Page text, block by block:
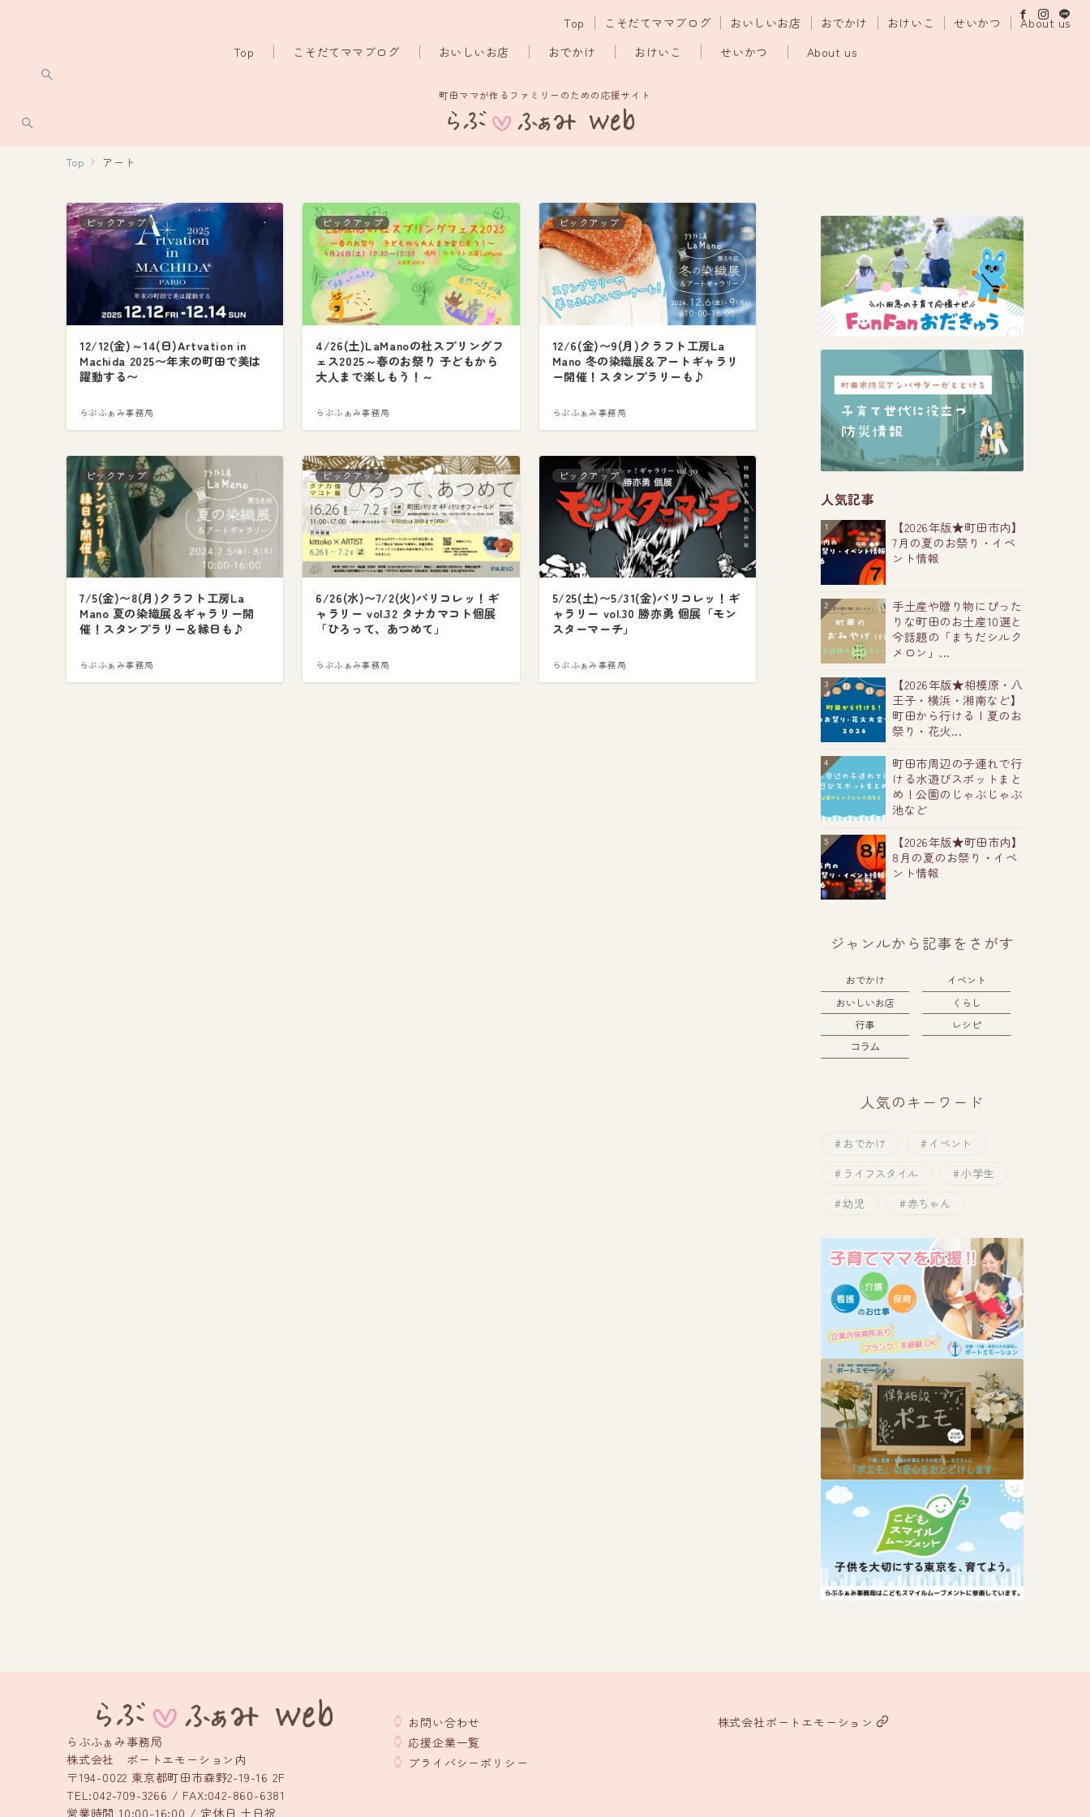
Top こそだてママブログ おいしいお店 おでかけ おけいこ せいかつ About us
Top こそだてママブログ おいしいお店 おでかけ おけいこ せいかつ About us
町田ママが作るファミリーのための応援サイト
Top アート
ピックアップ
12/12(金)～14(日)Artvation in
Machida 2025〜年末の町田で美は
躍動する〜
らぶふぁみ事務局
ピックアップ
4/26(土)LaManoの杜スプリングフ
ェス2025～春のお祭り 子どもから
大人まで楽しもう！～
らぶふぁみ事務局
ピックアップ
12/6(金)〜9(月)クラフト工房La
Mano 冬の染織展＆アートギャラリ
ー開催！スタンプラリーも♪
らぶふぁみ事務局
ピックアップ
7/5(金)〜8(月)クラフト工房La
Mano 夏の染織展＆ギャラリー開
催！スタンプラリー＆縁日も♪
らぶふぁみ事務局
ピックアップ
6/26(水)〜7/2(火)パリコレッ！ギ
ャラリー vol.32 タナカマコト個展
「ひろって、あつめて」
らぶふぁみ事務局
ピックアップ
5/25(土)〜5/31(金)パリコレッ！ギ
ャラリー vol.30 勝亦勇 個展「モン
スターマーチ」
らぶふぁみ事務局
人気記事
1
【2026年版★町田市内】
7月の夏のお祭り・イベ
ント情報
2
手土産や贈り物にぴった
りな町田のお土産10選と
今話題の「まちだシルク
メロン」...
3
【2026年版★相模原・八
王子・横浜・湘南など】
町田から行ける！夏のお
祭り・花火...
4
町田市周辺の子連れで行
ける水遊びスポットまと
め！公園のじゃぶじゃぶ
池など
5
【2026年版★町田市内】
8月の夏のお祭り・イベ
ント情報
ジャンルから記事をさがす
おでかけ
イベント
おいしいお店
くらし
行事
レシピ
コラム
人気のキーワード
おでかけ
イベント
ライフスタイル
小学生
幼児
赤ちゃん
らぶふぁみ事務局
株式会社 ポートエモーション内
〒194-0022 東京都町田市森野2-19-16 2F
TEL:042-709-3266 / FAX:042-860-6381
営業時間 10:00-16:00 / 定休日 土日祝
お問い合わせ
応援企業一覧
プライバシーポリシー
株式会社ポートエモーション